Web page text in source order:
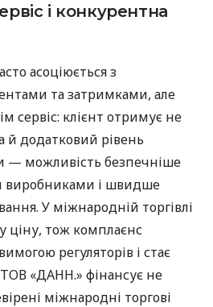
і конкурентна
асоціюється з
та затримками, але
сервіс: клієнт отримує не
й додатковий рівень
— можливість безпечніше
виробниками і швидше
У міжнародній торгівлі
ціну, тож комплаєнс
регуляторів і стає
«ДАНН.» фінансує не
міжнародні торгові